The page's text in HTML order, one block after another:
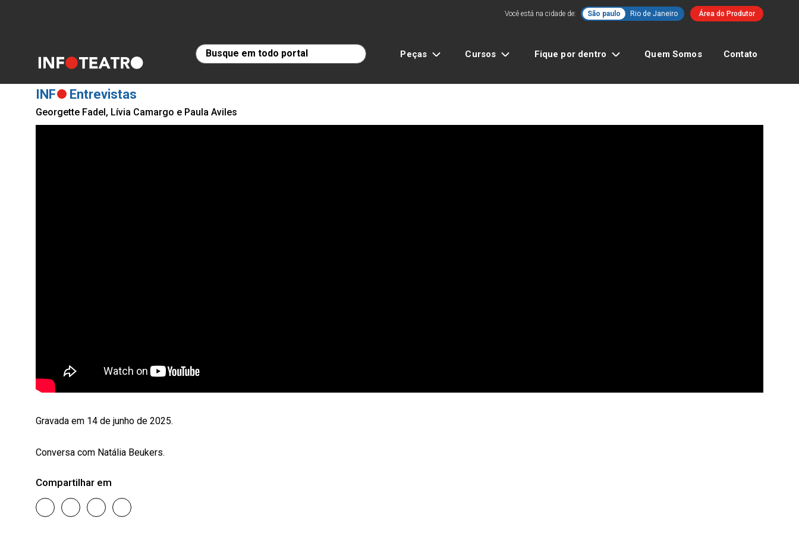
Você está na cidade de: São paulo Rio de Janeiro Área do Produtor
Peças Cursos Fique por dentro Quem Somos Contato
INF Entrevistas
Georgette Fadel, Lívia Camargo e Paula Aviles
Gravada em 14 de junho de 2025.
Conversa com Natália Beukers.
Compartilhar em